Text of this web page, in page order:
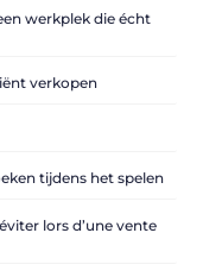
werkplek die écht
verkopen
tijdens het spelen
lors d’une vente